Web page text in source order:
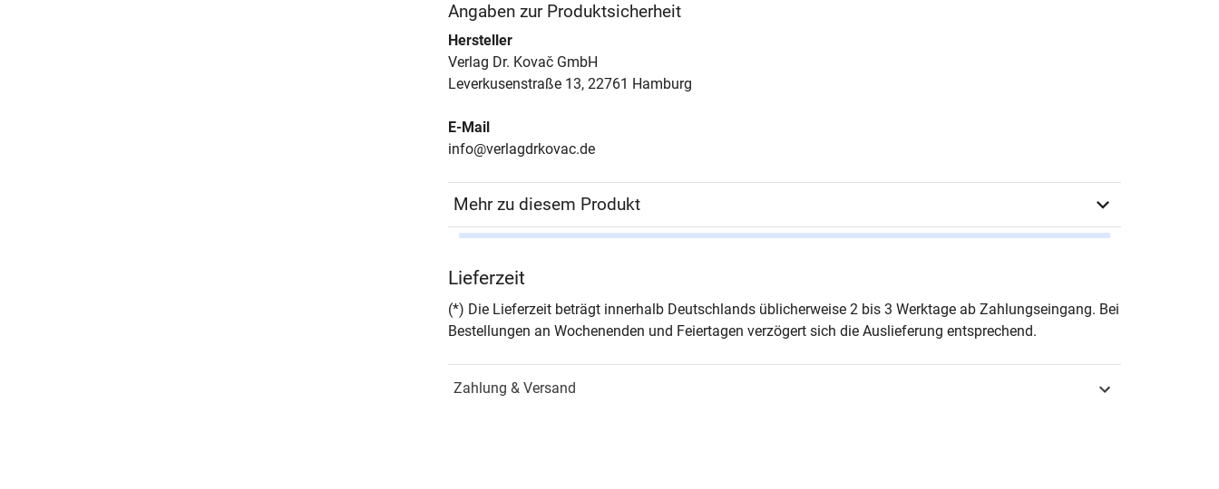
Angaben zur Produktsicherheit
Hersteller
Verlag Dr. Kovač GmbH
Leverkusenstraße 13, 22761 Hamburg
E-Mail
info@verlagdrkovac.de
Mehr zu diesem Produkt
Seiten 342
ISBN
Lieferzeit
(*) Die Lieferzeit beträgt innerhalb Deutschlands üblicherweise 2 bis 3 Werktage ab Zahlungseingang. Bei
Bestellungen an Wochenenden und Feiertagen verzögert sich die Auslieferung entsprechend.
Zahlung & Versand